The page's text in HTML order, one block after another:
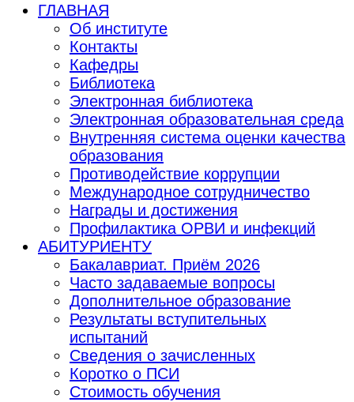
ГЛАВНАЯ
Об институте
Контакты
Кафедры
Библиотека
Электронная библиотека
Электронная образовательная среда
Внутренняя система оценки качества
образования
Противодействие коррупции
Международное сотрудничество
Награды и достижения
Профилактика ОРВИ и инфекций
АБИТУРИЕНТУ
Бакалавриат. Приём 2026
Часто задаваемые вопросы
Дополнительное образование
Результаты вступительных
испытаний
Сведения о зачисленных
Коротко о ПСИ
Стоимость обучения